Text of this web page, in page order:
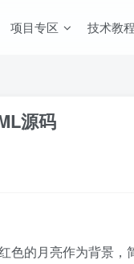
项目专区 技术教程
源码
色的月亮作为背景